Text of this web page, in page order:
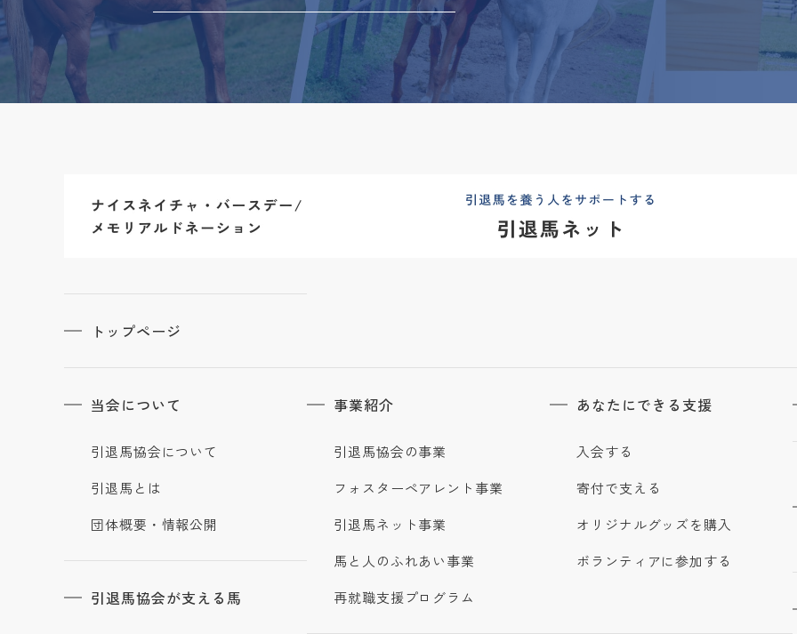
トップページ
当会について
引退馬協会について
引退馬とは
団体概要・情報公開
引退馬協会が支える馬
事業紹介
引退馬協会の事業
フォスターペアレント事業
引退馬ネット事業
馬と人のふれあい事業
再就職支援プログラム
あなたにできる支援
入会する
寄付で支える
オリジナルグッズを購入
ボランティアに参加する